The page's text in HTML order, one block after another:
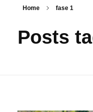
Home fase 1
Posts